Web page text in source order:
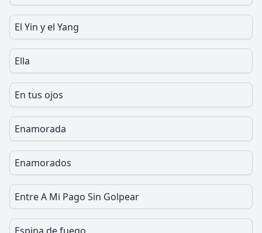
El Yin y el Yang
Ella
En tus ojos
Enamorada
Enamorados
Entre A Mi Pago Sin Golpear